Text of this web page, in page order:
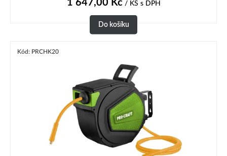
1 647,00 Kč/ KS s DPH
Do košíku
Kód: PRCHK20